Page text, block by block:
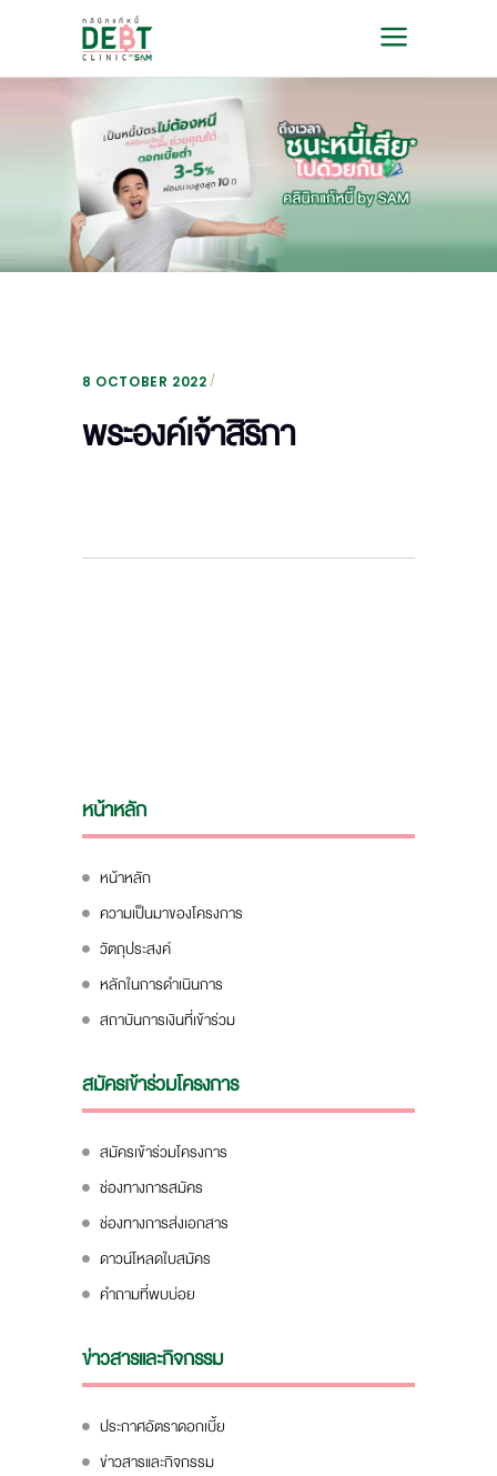
8 OCTOBER 2022
พระองค์เจ้าสิริภา
หน้าหลัก
หน้าหลัก
ความเป็นมาของโครงการ
วัตถุประสงค์
หลักในการดำเนินการ
สถาบันการเงินที่เข้าร่วม
สมัครเข้าร่วมโครงการ
สมัครเข้าร่วมโครงการ
ช่องทางการสมัคร
ช่องทางการส่งเอกสาร
ดาวน์โหลดใบสมัคร
คำถามที่พบบ่อย
ข่าวสารและกิจกรรม
ประกาศอัตราดอกเบี้ย
ข่าวสารและกิจกรรม